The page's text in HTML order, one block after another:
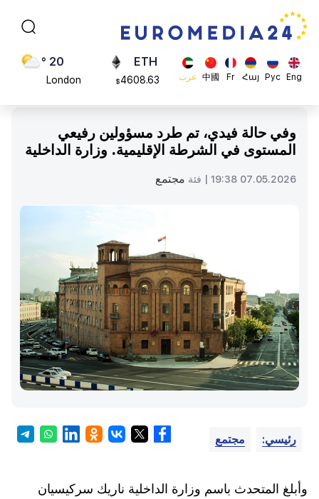
Eng
Рус
Հայ
Fr
中國 عرب
ADA
0.868816
ETH
$4608.63
20 °
London
23 °
Brussels
23 °
وفي حالة فيدي، تم طرد مسؤولين رفيعي
المستوى في الشرطة الإقليمية. وزارة الداخلية
07.05.2026 19:38 | فئة مجتمع
رئيسي: مجتمع
وأبلغ المتحدث باسم وزارة الداخلية ناريك سركيسيان